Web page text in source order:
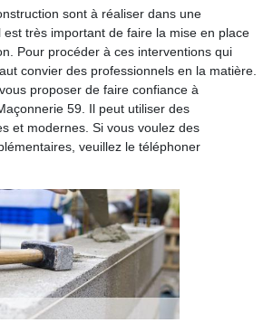
sont à réaliser dans une
est très important de faire la mise en place
Pour procéder à ces interventions qui
convier des professionnels en la matière.
proposer de faire confiance à
59. Il peut utiliser des
et modernes. Si vous voulez des
veuillez le téléphoner